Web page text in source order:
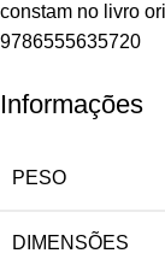
constam no livro
9786555635720
Informações
PESO
DIMENSÕES